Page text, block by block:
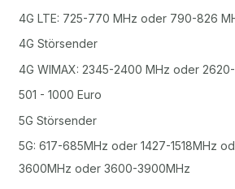
4G LTE: 725-770 MHz oder 790-826
4G Störsender
4G WIMAX: 2345-2400 MHz oder
501 - 1000 Euro
5G Störsender
5G: 617-685MHz oder 1427-1518MHz
3600MHz oder 3600-3900MHz